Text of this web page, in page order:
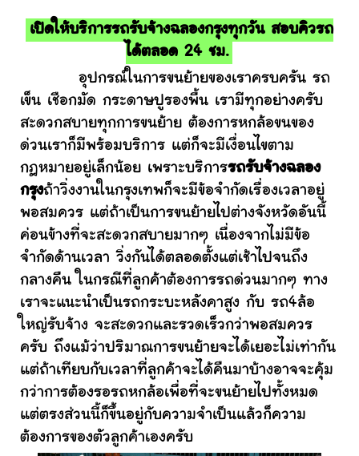
เปิดให้บริการรถรับจ้างฉลองกรุงทุกวัน สอบคิวรถ
ได้ตลอด 24 ชม.
อุปกรณ์ในการขนย้ายของเราครบครัน รถ
เข็น เชือกมัด กระดาษปูรองพื้น เรามีทุกอย่างครับ
สะดวกสบายทุกการขนย้าย ต้องการหกล้อขนของ
ด่วนเราก็มีพร้อมบริการ แต่ก็จะมีเงื่อนไขตาม
กฎหมายอยู่เล็กน้อย เพราะบริการรถรับจ้างฉลอง
กรุงถ้าวิ่งงานในกรุงเทพก็จะมีข้อจำกัดเรื่องเวลาอยู่
พอสมควร แต่ถ้าเป็นการขนย้ายไปต่างจังหวัดอันนี้
ค่อนข้างที่จะสะดวกสบายมากๆ เนื่องจากไม่มีข้อ
จำกัดด้านเวลา วิ่งกันได้ตลอดตั้งแต่เช้าไปจนถึง
กลางคืน ในกรณีที่ลูกค้าต้องการรถด่วนมากๆ ทาง
เราจะแนะนำเป็นรถกระบะหลังคาสูง กับ รถ4ล้อ
ใหญ่รับจ้าง จะสะดวกและรวดเร็วกว่าพอสมควร
ครับ ถึงแม้ว่าปริมาณการขนย้ายจะได้เยอะไม่เท่ากัน
แต่ถ้าเทียบกับเวลาที่ลูกค้าจะได้คืนมาบ้างอาจจะคุ้ม
กว่าการต้องรอรถหกล้อเพื่อที่จะขนย้ายไปทั้งหมด
แต่ตรงส่วนนี้ก็ขึ้นอยู่กับความจำเป็นแล้วก็ความ
ต้องการของตัวลูกค้าเองครับ